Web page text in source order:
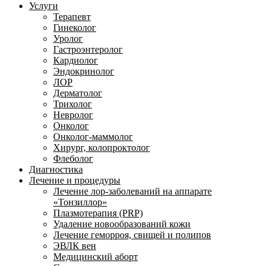
Услуги
Терапевт
Гинеколог
Уролог
Гастроэнтеролог
Кардиолог
Эндокринолог
ЛОР
Дерматолог
Трихолог
Невролог
Онколог
Онколог-маммолог
Хирург, колопроктолог
Флеболог
Диагностика
Лечение и процедуры
Лечение лор-заболеваний на аппарате
«Тонзиллор»
Плазмотерапия (PRP)
Удаление новообразований кожи
Лечение геморроя, свищей и полипов
ЭВЛК вен
Медицинский аборт